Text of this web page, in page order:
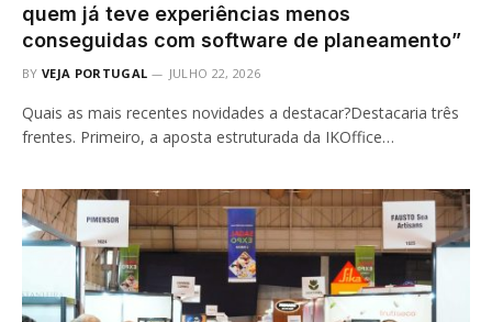
quem já teve experiências menos
conseguidas com software de planeamento”
BY VEJA PORTUGAL JULHO 22, 2026
Quais as mais recentes novidades a destacar?Destacaria três
frentes. Primeiro, a aposta estruturada da IKOffice…